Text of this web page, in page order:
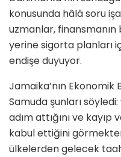
konusunda hâlâ soru
uzmanlar, finansmanın
yerine sigorta planları
endişe duyuyor.
Jamaika’nın
Samuda şunları
adım attığını ve kayıp
kabul ettiğini
ülkelerden gelecek